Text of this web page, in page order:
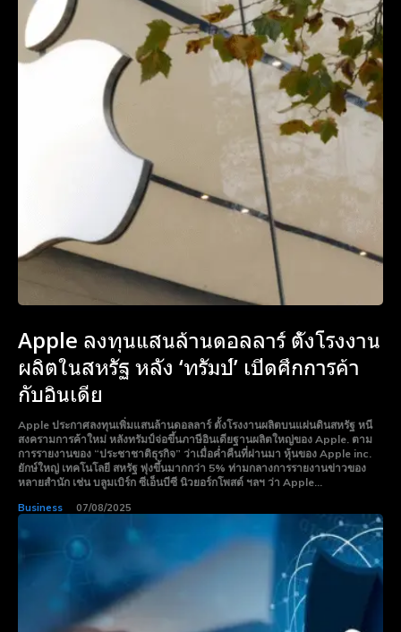
Free 15 Day Trial
Monthly or Yearly Memberships
Professional Rated Guides
I Want To Sign Up
Free 15 Day Trial
Monthly or Yearly Memberships
Professional Rated Guides
I Want To Sign Up
Apple ลงทุนแสนล้านดอลลาร์ ตั้งโรงงาน
ผลิตในสหรัฐ หลัง ‘ทรัมป์’ เปิดศึกการค้า
กับอินเดีย
Apple ประกาศลงทุนเพิ่มแสนล้านดอลลาร์ ตั้งโรงงานผลิตบนแผ่นดินสหรัฐ หนี
สงครามการค้าใหม่ หลังทรัมป์จ่อขึ้นภาษีอินเดียฐานผลิตใหญ่ของ Apple. ตาม
การรายงานของ “ประชาชาติธุรกิจ” ว่าเมื่อค่ำคืนที่ผ่านมา หุ้นของ Apple inc.
ยักษ์ใหญ่ เทคโนโลยี สหรัฐ พุ่งขึ้นมากกว่า 5% ท่ามกลางการรายงานข่าวของ
หลายสำนัก เช่น บลูมเบิร์ก ซีเอ็นบีซี นิวยอร์กโพสต์ ฯลฯ ว่า Apple...
Business 07/08/2025